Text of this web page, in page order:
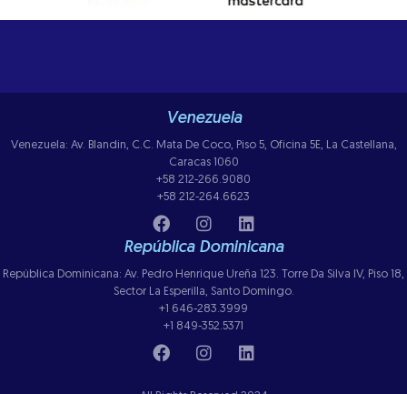
Venezuela
Venezuela: Av. Blandin, C.C. Mata De Coco, Piso 5, Oficina 5E, La Castellana,
Caracas 1060
+58 212-266.9080
+58 212-264.6623
República Dominicana
República Dominicana: Av. Pedro Henrique Ureña 123. Torre Da Silva IV, Piso 18,
Sector La Esperilla, Santo Domingo.
+1 646-283.3999
+1 849-352.5371